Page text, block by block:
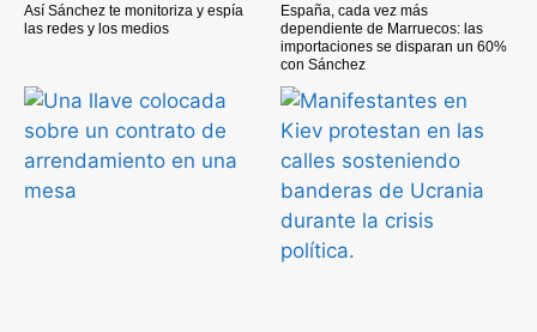
Así Sánchez te monitoriza y espía
las redes y los medios
España, cada vez más
dependiente de Marruecos: las
importaciones se disparan un 60%
con Sánchez